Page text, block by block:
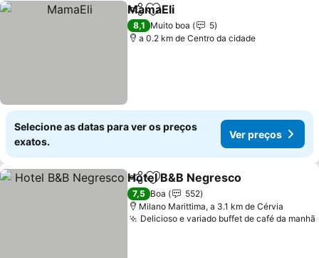
PartilharAdicionar aos favoritos
MamaEli
8,1 Muito boa
5
a 0.2 km de Centro da cidade
Selecione as datas para ver os preços
exatos.
Ver preços
PartilharAdicionar aos favoritos
Hotel B&B Negresco
7,5 Boa
552
Milano Marittima, a 3.1 km de Cérvia
Delicioso e variado buffet de café da manhã